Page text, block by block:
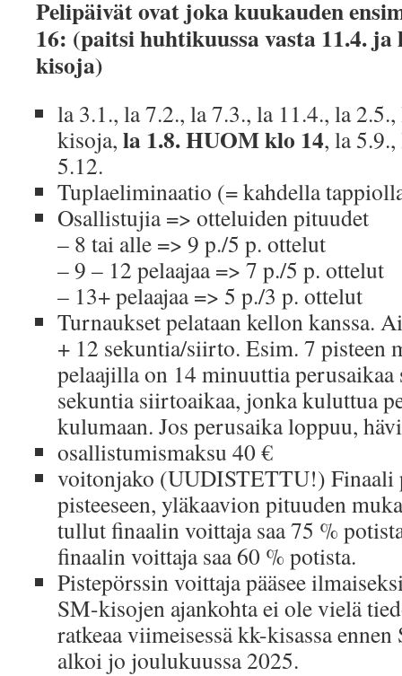
Pelipäivät ovat joka kuukauden
16: (paitsi huhtikuussa vasta 11.4. ja
kisoja)
la 3.1., la 7.2., la 7.3., la 11.4., la
kisoja, la 1.8. HUOM klo 14, la
5.12.
Tuplaeliminaatio (= kahdella
Osallistujia => otteluiden pituudet
– 8 tai alle => 9 p./5 p. ottelut
– 9 – 12 pelaajaa => 7 p./5 p. ottelut
– 13+ pelaajaa => 5 p./3 p. ottelut
Turnaukset pelataan kellon kanssa.
+ 12 sekuntia/siirto. Esim. 7 pisteen
pelaajilla on 14 minuuttia perusaikaa
sekuntia siirtoaikaa, jonka kuluttua
kulumaan. Jos perusaika loppuu,
osallistumismaksu 40 €
voitonjako (UUDISTETTU!) Finaali
pisteeseen, yläkaavion pituuden
tullut finaalin voittaja saa 75 %
finaalin voittaja saa 60 % potista.
Pistepörssin voittaja pääsee
SM-kisojen ajankohta ei ole vielä
ratkeaa viimeisessä kk-kisassa
alkoi jo joulukuussa 2025.